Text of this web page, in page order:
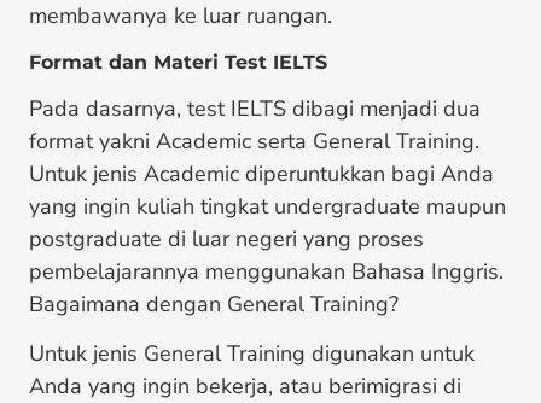
membawanya ke luar ruangan.
Format dan Materi Test IELTS
Pada dasarnya, test IELTS dibagi menjadi dua
format yakni Academic serta General Training.
Untuk jenis Academic diperuntukkan bagi Anda
yang ingin kuliah tingkat undergraduate maupun
postgraduate di luar negeri yang proses
pembelajarannya menggunakan Bahasa Inggris.
Bagaimana dengan General Training?
Untuk jenis General Training digunakan untuk
Anda yang ingin bekerja, atau berimigrasi di